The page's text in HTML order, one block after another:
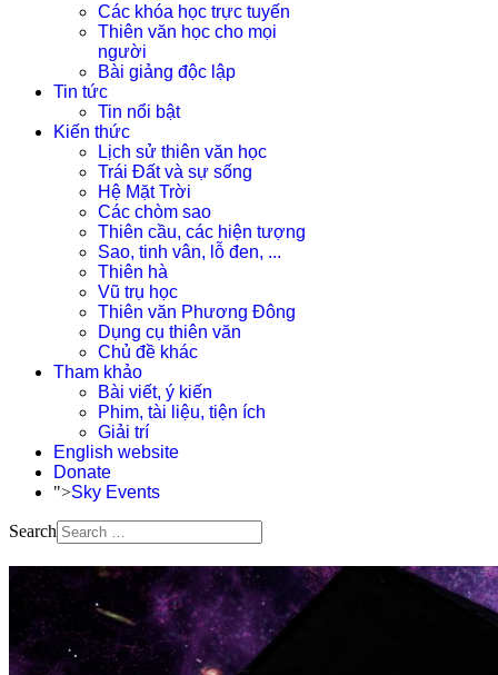
Các khóa học trực tuyến
Thiên văn học cho mọi
người
Bài giảng độc lập
Tin tức
Tin nổi bật
Kiến thức
Lịch sử thiên văn học
Trái Đất và sự sống
Hệ Mặt Trời
Các chòm sao
Thiên cầu, các hiện tượng
Sao, tinh vân, lỗ đen, ...
Thiên hà
Vũ trụ học
Thiên văn Phương Đông
Dụng cụ thiên văn
Chủ đề khác
Tham khảo
Bài viết, ý kiến
Phim, tài liệu, tiện ích
Giải trí
English website
Donate
">Sky Events
Search